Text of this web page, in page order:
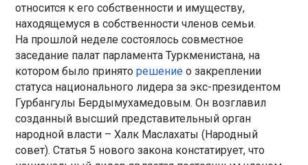
относится к его собственности и имуществу,
находящемуся в собственности членов семьи.
На прошлой неделе состоялось совместное
заседание палат парламента Туркменистана, на
котором было приняторешениео закреплении
статуса национального лидера за экс-президентом
Гурбангулы Бердымухамедовым. Он возглавил
созданный высший представительный орган
народной власти – Халк Маслахаты (Народный
совет). Статья 5 нового закона констатирует, что